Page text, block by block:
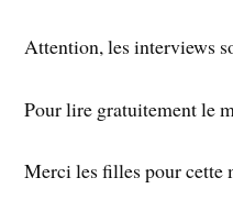
Attention, les interviews
Pour lire gratuitement le
Merci les filles pour cette